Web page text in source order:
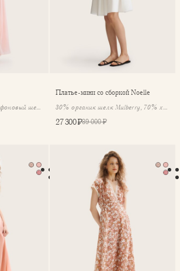
100% органический шифоновый шелк
Платье-мини со сборкой Noelle
30% органик шелк Mulberry, 70% хлопок
27 300 ₽39 000 ₽
Платье Elodie